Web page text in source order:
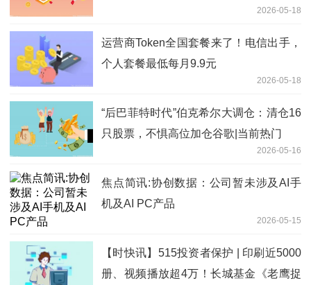
2026-05-18
运营商Token全国套餐来了！电信出手，
个人套餐最低每月9.9元
2026-05-18
“后巴菲特时代”伯克希尔大调仓：清仓16
只股票，不惧高位加仓谷歌|当前热门
2026-05-16
焦点简讯:协创数据：公司暂未涉及AI手
机及AI PC产品
2026-05-15
【时快讯】515投资者保护 | 印刷近5000
册、视频播放超4万！长城基金《老鹰捉